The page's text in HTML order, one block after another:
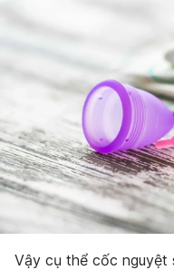
Vậy cụ thể cốc nguyệt